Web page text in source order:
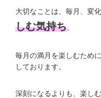
大切なことは、毎月、変
しむ気持ち。
毎月の満月を楽しむため
しております。
深刻になるよりも、楽し